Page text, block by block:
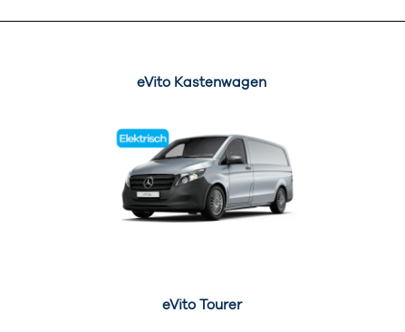
eVito Kastenwagen
eVito Tourer